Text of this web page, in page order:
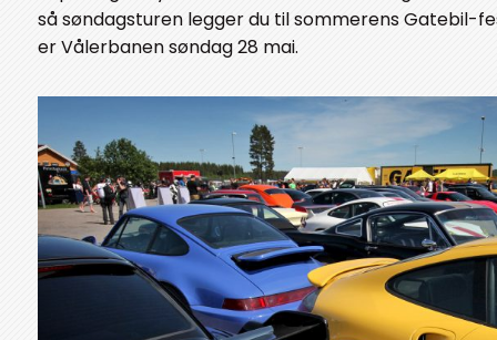
så søndagsturen legger du til sommerens Gatebil-
er Vålerbanen søndag 28 mai.